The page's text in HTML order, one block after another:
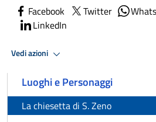
Facebook Twitter
LinkedIn
Vedi azioni
Luoghi e Personaggi
La chiesetta di S. Zeno